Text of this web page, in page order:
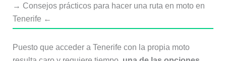
→ Consejos prácticos para hacer una ruta en moto en
Tenerife ←
Puesto que acceder a Tenerife con la propia moto